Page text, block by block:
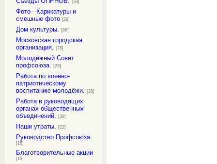
[30]
Фото - Карикатуры и
смешные фото [29]
Дом культуры. [86]
Московская городская
организация. [78]
Молодёжный Совет
профсоюза. [23]
Работа по военно-
патриотическому
воспитанию молодёжи. [20]
Работа в руководящих
органах общественных
объединений. [39]
Наши утраты. [22]
Руководство Профсоюза.
[18]
Благотворительные акции
[19]